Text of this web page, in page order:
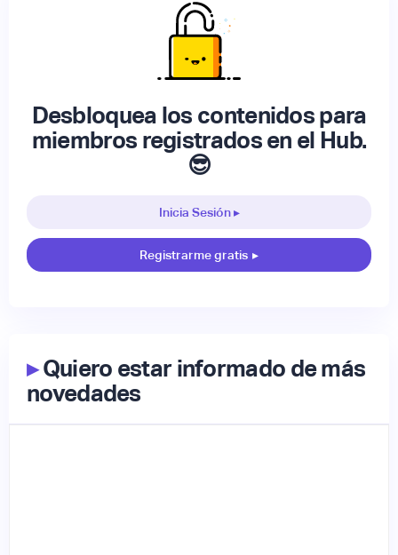
Desbloquea los contenidos para
miembros registrados en el Hub.
😎
Inicia Sesión ▸
Registrarme gratis ▸
▸Quiero estar informado de más
novedades